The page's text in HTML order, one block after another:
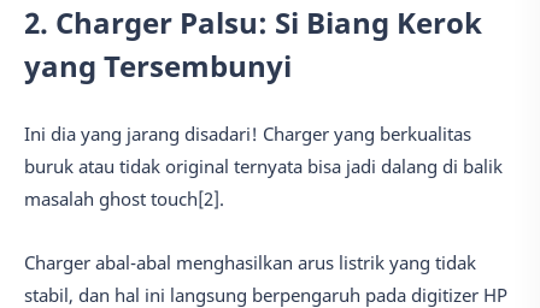
2. Charger Palsu: Si Biang Kerok
yang Tersembunyi
Ini dia yang jarang disadari! Charger yang berkualitas
buruk atau tidak original ternyata bisa jadi dalang di balik
masalah ghost touch[2].
Charger abal-abal menghasilkan arus listrik yang tidak
stabil, dan hal ini langsung berpengaruh pada digitizer HP